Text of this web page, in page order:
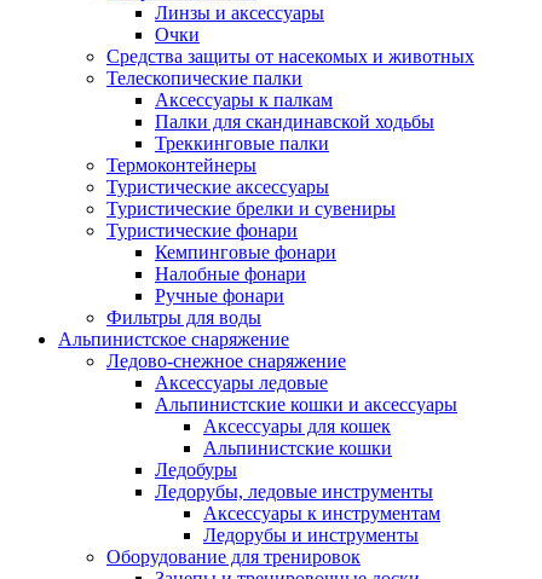
Линзы и аксессуары
Очки
Средства защиты от насекомых и животных
Телескопические палки
Аксессуары к палкам
Палки для скандинавской ходьбы
Треккинговые палки
Термоконтейнеры
Туристические аксессуары
Туристические брелки и сувениры
Туристические фонари
Кемпинговые фонари
Налобные фонари
Ручные фонари
Фильтры для воды
Альпинистское снаряжение
Ледово-снежное снаряжение
Аксессуары ледовые
Альпинистские кошки и аксессуары
Аксессуары для кошек
Альпинистские кошки
Ледобуры
Ледорубы, ледовые инструменты
Аксессуары к инструментам
Ледорубы и инструменты
Оборудование для тренировок